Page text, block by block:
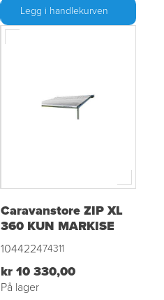
Legg i handlekurven
Caravanstore ZIP XL
360 KUN MARKISE
104422474311
kr 10 330,00
På lager